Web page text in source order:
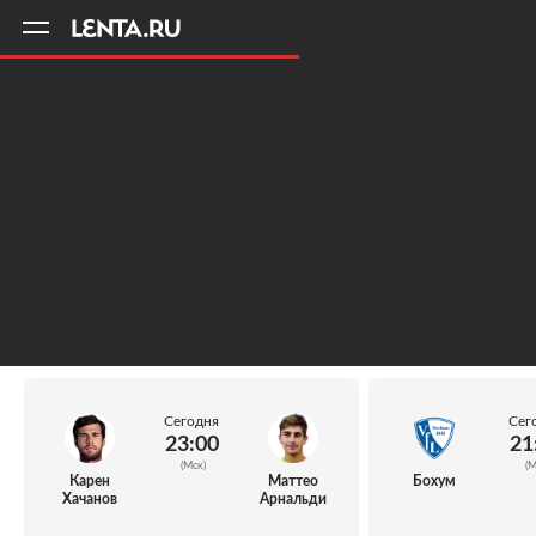
Карен
Хачанов
Сегодня
23:00
(Мск)
Маттео
Арнальди
Бохум